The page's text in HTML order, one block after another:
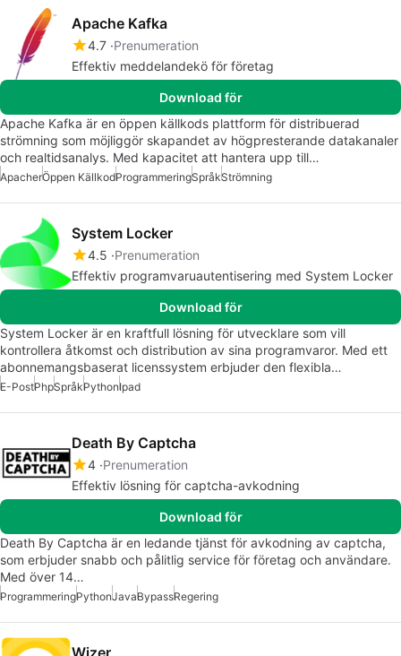
Apache Kafka
4.7 Prenumeration
Effektiv meddelandekö för företag
Download för
Apache Kafka är en öppen källkods plattform för distribuerad
strömning som möjliggör skapandet av högpresterande datakanaler
och realtidsanalys. Med kapacitet att hantera upp till…
ApacherÖppen KällkodProgrammeringSpråkStrömning
System Locker
4.5 Prenumeration
Effektiv programvaruautentisering med System Locker
Download för
System Locker är en kraftfull lösning för utvecklare som vill
kontrollera åtkomst och distribution av sina programvaror. Med ett
abonnemangsbaserat licenssystem erbjuder den flexibla…
E-PostPhpSpråkPythonIpad
Death By Captcha
4 Prenumeration
Effektiv lösning för captcha-avkodning
Download för
Death By Captcha är en ledande tjänst för avkodning av captcha,
som erbjuder snabb och pålitlig service för företag och användare.
Med över 14…
ProgrammeringPythonJavaBypassRegering
Wizer